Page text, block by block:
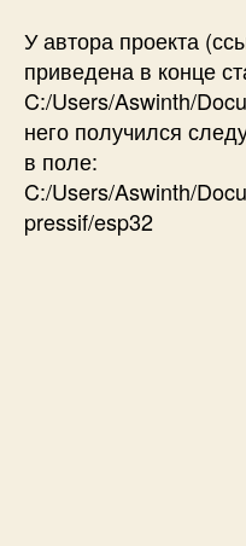
У автора проекта
приведена в конце
C:/Users/Aswinth/
него получился
в поле:
C:/Users/Aswinth/
pressif/esp32